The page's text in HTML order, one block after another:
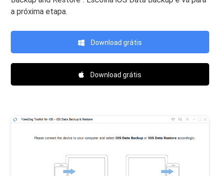
a próxima etapa.
Download grátis
Download grátis